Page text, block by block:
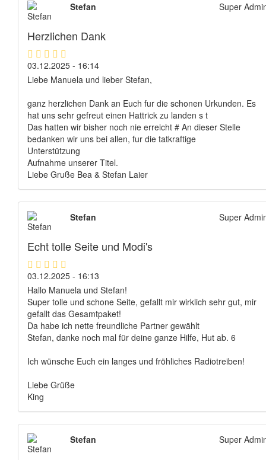
Stefan Super
Herzlichen Dank
03.12.2025 - 16:14
Liebe Manuela und lieber Stefan,
ganz herzlichen Dank an Euch fur die schonen Urkunden. Es
hat uns sehr gefreut einen Hattrick zu landen s t
Das hatten wir bisher noch nie erreicht # An dieser Stelle
bedanken wir uns bei allen, fur die tatkraftige
Unterstützung
Aufnahme unserer Titel.
Liebe Gruße Bea & Stefan Laier
Stefan Super
Echt tolle Seite und Modi's
03.12.2025 - 16:13
Hallo Manuela und Stefan!
Super tolle und schone Seite, gefallt mir wirklich sehr gut, mir
gefallt das Gesamtpaket!
Da habe ich nette freundliche Partner gewählt
Stefan, danke noch mal für deine ganze Hilfe, Hut ab. 6
Ich wünsche Euch ein langes und fröhliches Radiotreiben!
Liebe Grüße
King
Stefan Super